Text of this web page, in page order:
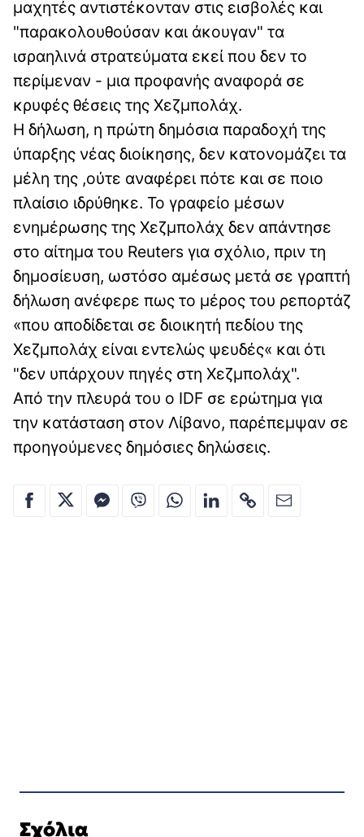
μαχητές αντιστέκονταν στις εισβολές και
"παρακολουθούσαν και άκουγαν" τα
ισραηλινά στρατεύματα εκεί που δεν το
περίμεναν - μια προφανής αναφορά σε
κρυφές θέσεις της Χεζμπολάχ.
Η δήλωση, η πρώτη δημόσια παραδοχή της
ύπαρξης νέας διοίκησης, δεν κατονομάζει τα
μέλη της ,ούτε αναφέρει πότε και σε ποιο
πλαίσιο ιδρύθηκε. Το γραφείο μέσων
ενημέρωσης της Χεζμπολάχ δεν απάντησε
στο αίτημα του Reuters για σχόλιο, πριν τη
δημοσίευση, ωστόσο αμέσως μετά σε γραπτή
δήλωση ανέφερε πως το μέρος του ρεπορτάζ
«που αποδίδεται σε διοικητή πεδίου της
Χεζμπολάχ είναι εντελώς ψευδές« και ότι
"δεν υπάρχουν πηγές στη Χεζμπολάχ".
Από την πλευρά του ο IDF σε ερώτημα για
την κατάσταση στον Λίβανο, παρέπεμψαν σε
προηγούμενες δημόσιες δηλώσεις.
Σχόλια